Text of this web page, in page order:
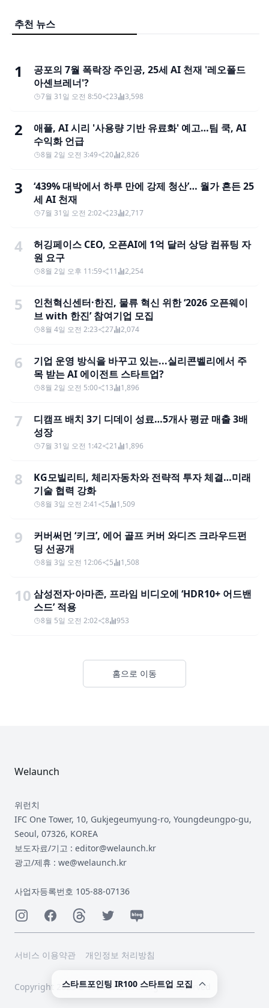
추천 뉴스
1
공포의 7월 폭락장 주인공, 25세 AI 천재 '레오폴드
아셴브레너'?
7월 31일 오전 8:50 23 3,598
2
애플, AI 시리 '사용량 기반 유료화' 예고…팀 쿡, AI
수익화 언급
8월 2일 오전 3:49 20 2,826
3
‘439% 대박에서 하루 만에 강제 청산’… 월가 흔든 25
세 AI 천재
7월 31일 오전 2:02 23 2,717
4
허깅페이스 CEO, 오픈AI에 1억 달러 상당 컴퓨팅 자
원 요구
8월 2일 오후 11:59 11 2,254
5
인천혁신센터·한진, 물류 혁신 위한 ‘2026 오픈웨이
브 with 한진’ 참여기업 모집
8월 4일 오전 2:23 27 2,074
6
기업 운영 방식을 바꾸고 있는...실리콘벨리에서 주
목 받는 AI 에이전트 스타트업?
8월 2일 오전 5:00 13 1,896
7
디캠프 배치 3기 디데이 성료…5개사 평균 매출 3배
성장
7월 31일 오전 1:42 21 1,896
8
KG모빌리티, 체리자동차와 전략적 투자 체결…미래
기술 협력 강화
8월 3일 오전 2:41 5 1,509
9
커버써먼 ‘키크’, 에어 골프 커버 와디즈 크라우드펀
딩 선공개
8월 3일 오전 12:06 5 1,508
10 삼성전자·아마존, 프라임 비디오에 ‘HDR10+ 어드밴
스드’ 적용
8월 5일 오전 2:02 8 953
홈으로 이동
Welaunch
위런치
IFC One Tower, 10, Gukjegeumyung-ro, Youngdeungpo-gu,
Seoul, 07326, KOREA
보도자료/기고 : editor@welaunch.kr
광고/제휴 : we@welaunch.kr
사업자등록번호 105-88-07136
InstagramFacebookThreadsTwitterNaver
서비스 이용약관 개인정보 처리방침
Copyright 2023 © Welaunch. All Rights Reserved
스타트포인팅 IR100 스타트업 모집